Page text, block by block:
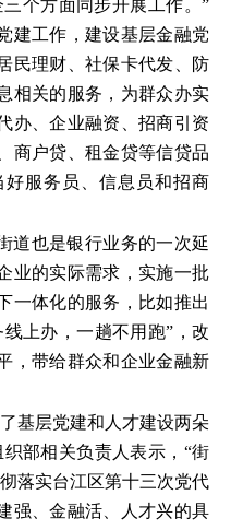
个方面同步开展工作。”
建工作，建设基层金融党
民理财、社保卡代发、防
相关的服务，为群众办实
办、企业融资、招商引资
商户贷、租金贷等信贷品
服务员、信息员和招商
道也是银行业务的一次延
业的实际需求，实施一批
一体化的服务，比如推出
上办，一趟不用跑”，改
，带给群众和企业金融新
基层党建和人才建设两朵
部相关负责人表示，“街
落实台江区第十三次党代
强、金融活、人才兴的具